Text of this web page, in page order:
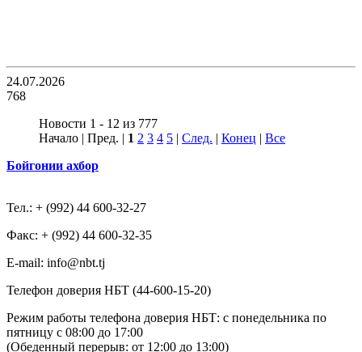
24.07.2026
768
Новости 1 - 12 из 777
Начало | Пред. | 1 2 3 4 5 | След. | Конец | Все
Бойгонии ахбор
Тел.: + (992) 44 600-32-27
Факс: + (992) 44 600-32-35
Е-mail: info@nbt.tj
Телефон доверия НБТ (44-600-15-20)
Режим работы телефона доверия НБТ: с понедельника по
пятницу с 08:00 до 17:00
(Обеденный перерыв: от 12:00 до 13:00)